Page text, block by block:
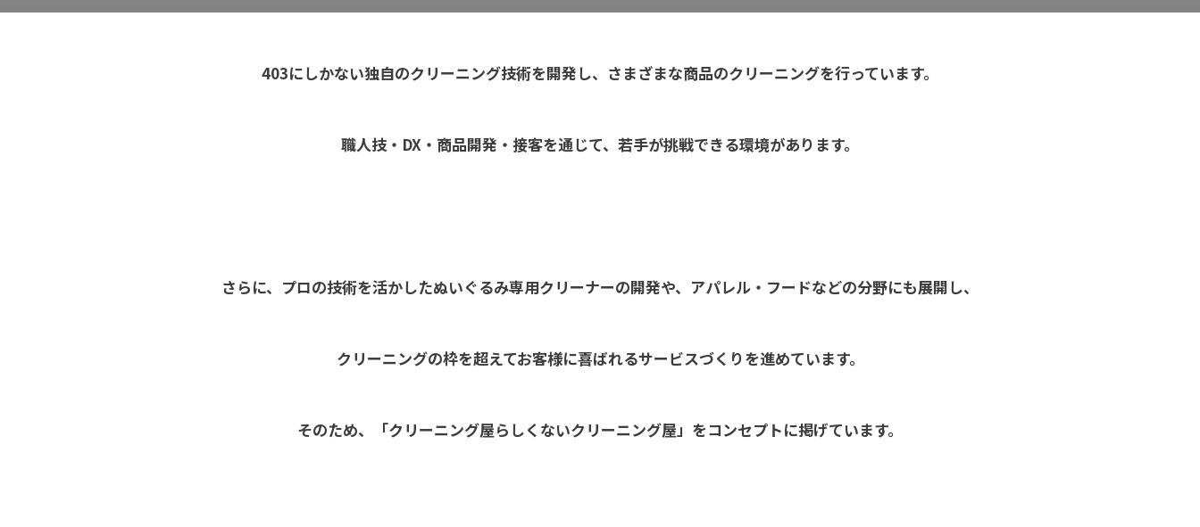
403にしかない独自のクリーニング技術を開発し、 さまざまな商品のクリーニングを行っています。
職人技・DX・商品開発・接客を通じて、 若手が挑戦できる環境があります。
さらに、プロの技術を活かしたぬいぐるみ専用クリーナーの開発や、 アパレル・フードなどの分野にも展開し、
クリーニングの枠を超えてお客様に喜ばれるサービスづくりを進めています。
そのため、 「クリーニング屋らしくないクリーニング屋」 をコンセプトに掲げています。